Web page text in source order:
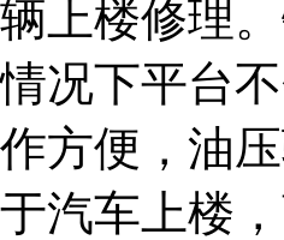
辆上楼修理
情况下平台
作方便，油
于汽车上楼